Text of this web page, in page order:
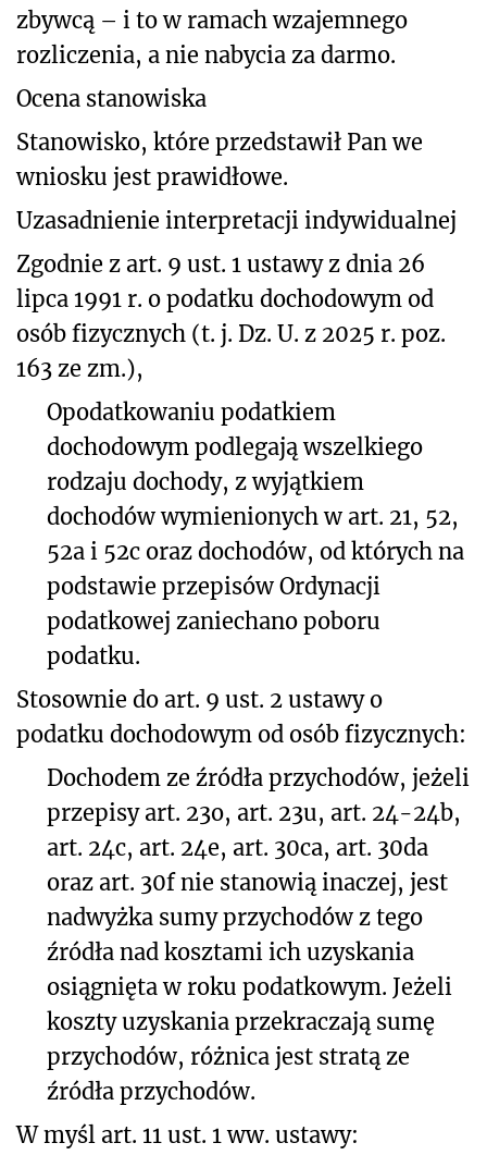
zbywcą – i to w ramach wzajemnego
rozliczenia, a nie nabycia za darmo.
Ocena stanowiska
Stanowisko, które przedstawił Pan we
wniosku jest prawidłowe.
Uzasadnienie interpretacji indywidualnej
Zgodnie z art. 9 ust. 1 ustawy z dnia 26
lipca 1991 r. o podatku dochodowym od
osób fizycznych (t. j. Dz. U. z 2025 r. poz.
163 ze zm.),
Opodatkowaniu podatkiem
dochodowym podlegają wszelkiego
rodzaju dochody, z wyjątkiem
dochodów wymienionych w art. 21, 52,
52a i 52c oraz dochodów, od których na
podstawie przepisów Ordynacji
podatkowej zaniechano poboru
podatku.
Stosownie do art. 9 ust. 2 ustawy o
podatku dochodowym od osób fizycznych:
Dochodem ze źródła przychodów, jeżeli
przepisy art. 23o, art. 23u, art. 24-24b,
art. 24c, art. 24e, art. 30ca, art. 30da
oraz art. 30f nie stanowią inaczej, jest
nadwyżka sumy przychodów z tego
źródła nad kosztami ich uzyskania
osiągnięta w roku podatkowym. Jeżeli
koszty uzyskania przekraczają sumę
przychodów, różnica jest stratą ze
źródła przychodów.
W myśl art. 11 ust. 1 ww. ustawy: